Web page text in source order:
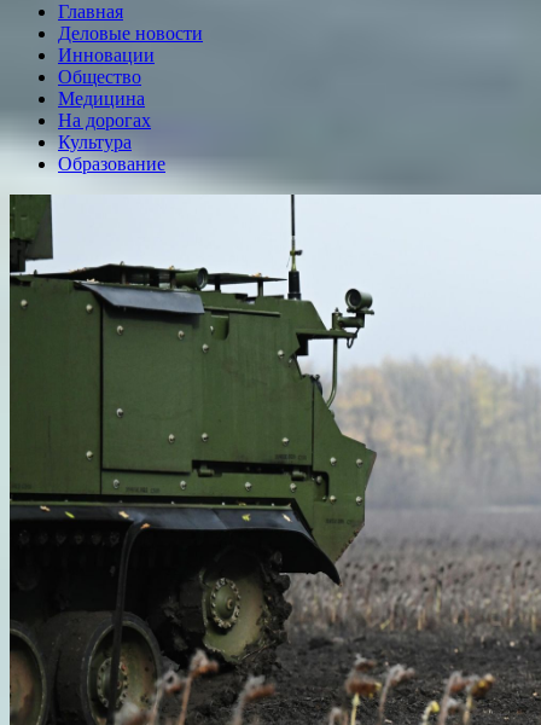
Главная
Деловые новости
Инновации
Общество
Медицина
На дорогах
Культура
Образование